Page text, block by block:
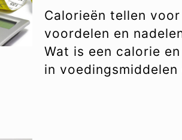
Calorieën tellen
voordelen en
Wat is een calorie
in voedingsmiddelen